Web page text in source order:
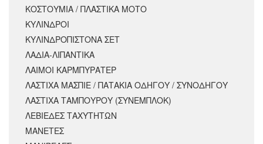
ΚΟΣΤΟΥΜΙΑ / ΠΛΑΣΤΙΚΑ ΜΟΤΟ
ΚΥΛΙΝΔΡΟΙ
ΚΥΛΙΝΔΡΟΠΙΣΤΟΝΑ ΣΕΤ
ΛΑΔΙΑ-ΛΙΠΑΝΤΙΚΑ
ΛΑΙΜΟΙ ΚΑΡΜΠΥΡΑΤΕΡ
ΛΑΣΤΙΧΑ ΜΑΣΠΙΕ / ΠΑΤΑΚΙΑ ΟΔΗΓΟΥ / ΣΥΝΟΔΗΓΟΥ
ΛΑΣΤΙΧΑ ΤΑΜΠΟΥΡΟΥ (ΣΥΝΕΜΠΛΟΚ)
ΛΕΒΙΕΔΕΣ ΤΑΧΥΤΗΤΩΝ
ΜΑΝΕΤΕΣ